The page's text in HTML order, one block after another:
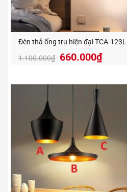
Đèn thả ống trụ hiện đại TCA-123L
1.100.000₫
Giá
1.100.000₫.
660.000₫Giá
hiện
là: